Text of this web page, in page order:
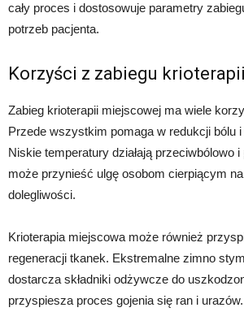
cały proces i dostosowuje parametry
potrzeb pacjenta.
Korzyści z zabiegu
Zabieg krioterapii miejscowej ma wiele
Przede wszystkim pomaga w redukcji bólu
Niskie temperatury działają przeciwbólowo
może przynieść ulgę osobom cierpiącym
dolegliwości.
Krioterapia miejscowa może również
regeneracji tkanek. Ekstremalne zimno
dostarcza składniki odżywcze do
przyspiesza proces gojenia się ran i urazów.